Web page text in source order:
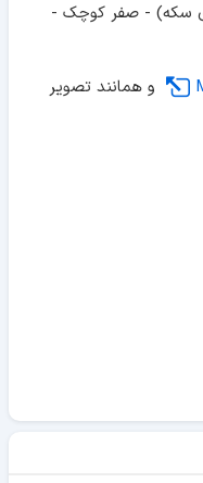
پشت و روی سکه) - صفر کوچک -
و همانند تصویر